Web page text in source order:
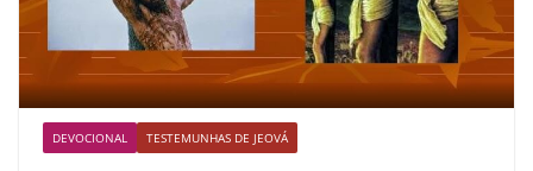
DEVOCIONAL TESTEMUNHAS DE JEOVÁ